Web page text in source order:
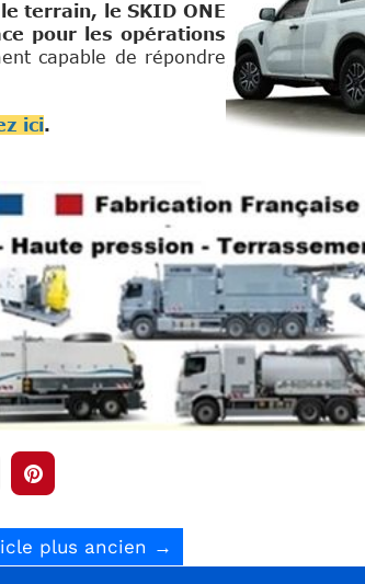
terrain, le SKID ONE
pour les opérations
capable de répondre
ici.

plus ancien →